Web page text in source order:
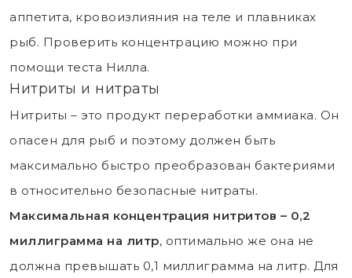
аппетита, кровоизлияния на теле и плавниках
рыб. Проверить концентрацию можно при
помощи теста Нилла.
Нитриты и нитраты
Нитриты – это продукт переработки аммиака. Он
опасен для рыб и поэтому должен быть
максимально быстро преобразован бактериями
в относительно безопасные нитраты.
Максимальная концентрация нитритов – 0,2
миллиграмма на литр, оптимально же она не
должна превышать 0,1 миллиграмма на литр. Для